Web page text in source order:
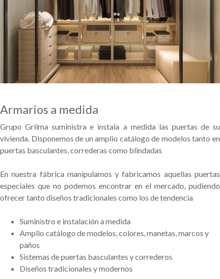
Armarios a medida
Grupo Grilma suministra e instala a medida las puertas de su
vivienda. Disponemos de un amplio catálogo de modelos tanto en
puertas basculantes, correderas como blindadas
En nuestra fábrica manipulamos y fabricamos aquellas puertas
especiales que no podemos encontrar en el mercado, pudiendo
ofrecer tanto diseños tradicionales como los de tendencia
Suministro e instalación a medida
Amplio catálogo de modelos, colores, manetas, marcos y
paños
Sistemas de puertas basculantes y correderos
Diseños tradicionales y modernos